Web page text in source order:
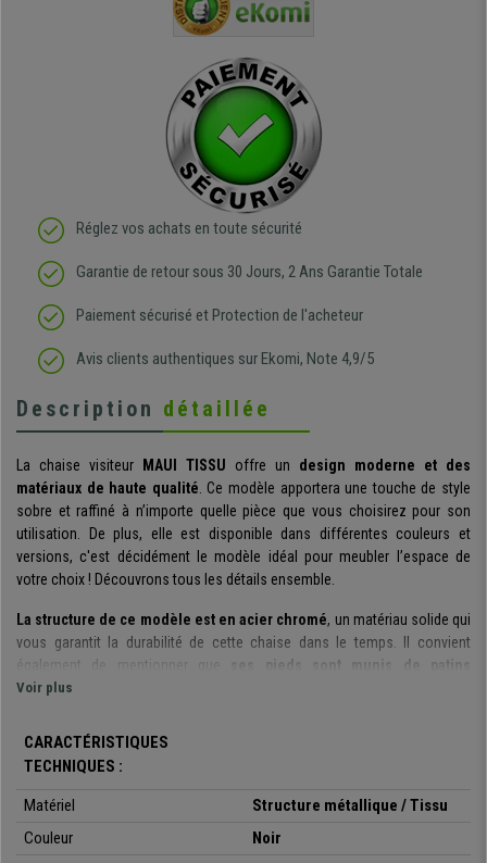
de l'aménagement et ne
regrette pas mon achat.
Réglez vos achats en toute sécurité
Garantie de retour sous 30 Jours, 2 Ans Garantie Totale
Paiement sécurisé et Protection de l'acheteur
Avis clients authentiques sur Ekomi, Note 4,9/5
Description détaillée
La chaise visiteur MAUI TISSU offre un design moderne et des
matériaux de haute qualité. Ce modèle apportera une touche de style
sobre et raffiné à n’importe quelle pièce que vous choisirez pour son
utilisation. De plus, elle est disponible dans différentes couleurs et
versions, c'est décidément le modèle idéal pour meubler l’espace de
votre choix ! Découvrons tous les détails ensemble.
La structure de ce modèle est en acier chromé, un matériau solide qui
vous garantit la durabilité de cette chaise dans le temps. Il convient
également de mentionner que
ses pieds sont munis de patins
antidérapants
empilable, ce qui représente une caractéristique de rangement très
pratique afin d’économiser de l'espace.
Le dossier et l'assise sont confortablement rembourrés et revêtus
, afin de garantir à vos invités un
maximum de confort. Les matériaux de fabrication de cette chaise ont
Voir plus
CARACTÉRISTIQUES
TECHNIQUES :
Matériel
Structure métallique / Tissu
Couleur
Noir